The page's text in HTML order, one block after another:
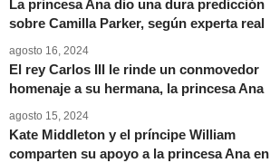
La princesa Ana dio una dura predicción
sobre Camilla Parker, según experta real
agosto 16, 2024
El rey Carlos III le rinde un conmovedor
homenaje a su hermana, la princesa Ana
agosto 15, 2024
Kate Middleton y el príncipe William
comparten su apoyo a la princesa Ana en